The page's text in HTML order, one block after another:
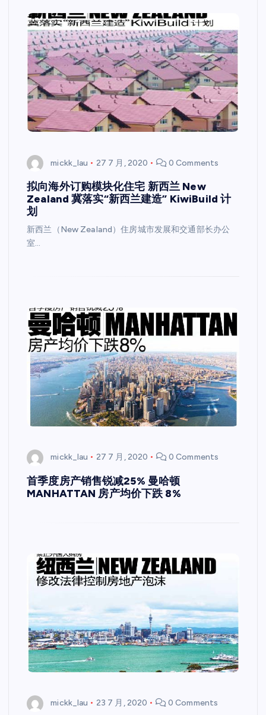
mickk_lau 27 7 月, 2020 0 Comments
拟向海外订购模块化住宅 新西兰 New
Zealand 冀落实“新西兰建造” KiwiBuild 计
划
新西兰（New Zealand）住房城市发展和交通部长办公
室…
mickk_lau 27 7 月, 2020 0 Comments
首季度房产销售锐减25% 曼哈顿
MANHATTAN 房产均价下跌 8%
mickk_lau 23 7 月, 2020 0 Comments